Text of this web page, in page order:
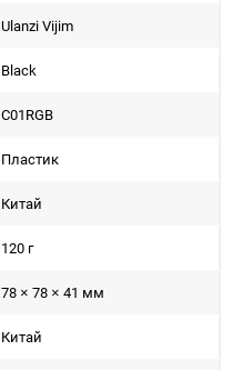
Ulanzi Vijim
Black
C01RGB
Пластик
Китай
120 г
78 × 78 × 41 мм
Китай